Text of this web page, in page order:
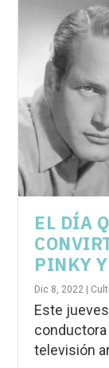
EL DÍA
PINKY
Dic 8, 2022 |
Este
televisión